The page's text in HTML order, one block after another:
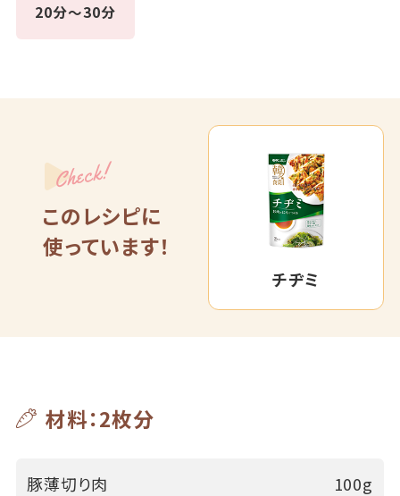
20分～30分
Check!
このレシピに
使っています！
チヂミ
材料：2枚分
豚薄切り肉 100g